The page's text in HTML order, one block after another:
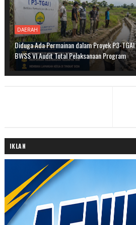
DAERAH
Diduga Ada Permainan dalam Proyek P3-
BWSS VI Audit Total Pelaksanaan Program
IKLAN